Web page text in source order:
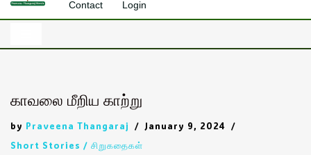
Contact
Login
காவலை மீறிய காற்று
by Praveena Thangaraj
January 9, 2024
Short Stories / சிறுகதைகள்